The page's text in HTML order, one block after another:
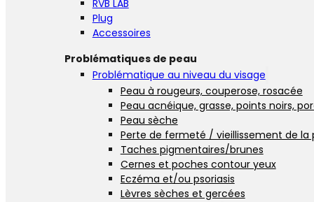
RVB LAB
Plug
Accessoires
Problématiques de peau
Problématique au niveau du visage
Peau à rougeurs, couperose, rosacée
Peau acnéique, grasse, points noirs,
Peau sèche
Perte de fermeté / vieillissement de la
Taches pigmentaires/brunes
Cernes et poches contour yeux
Eczéma et/ou psoriasis
Lèvres sèches et gercées